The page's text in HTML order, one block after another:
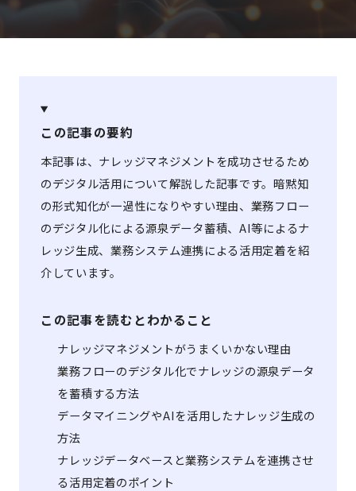
この記事の要約
本記事は、ナレッジマネジメントを成功させるため
のデジタル活用について解説した記事です。暗黙知
の形式知化が一過性になりやすい理由、業務フロー
のデジタル化による源泉データ蓄積、AI等によるナ
レッジ生成、業務システム連携による活用定着を紹
介しています。
この記事を読むとわかること
ナレッジマネジメントがうまくいかない理由
業務フローのデジタル化でナレッジの源泉データ
を蓄積する方法
データマイニングやAIを活用したナレッジ生成の
方法
ナレッジデータベースと業務システムを連携させ
る活用定着のポイント